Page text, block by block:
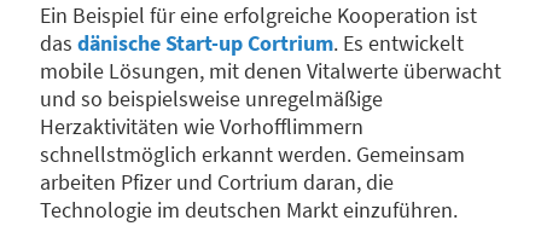
Ein Beispiel für eine erfolgreiche Kooperation ist
das dänische Start-up Cortrium. Es entwickelt
mobile Lösungen, mit denen Vitalwerte überwacht
und so beispielsweise unregelmäßige
Herzaktivitäten wie Vorhofflimmern
schnellstmöglich erkannt werden. Gemeinsam
arbeiten Pfizer und Cortrium daran, die
Technologie im deutschen Markt einzuführen.